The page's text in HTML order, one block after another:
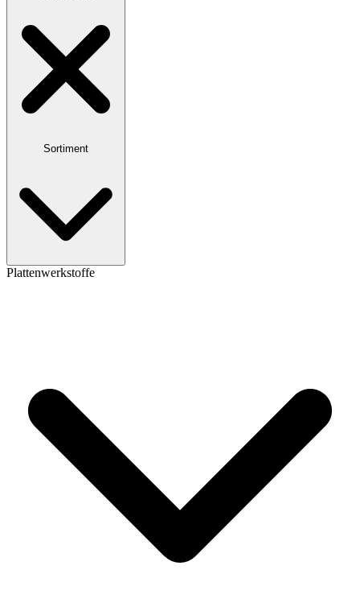
Sortiment
Plattenwerkstoffe